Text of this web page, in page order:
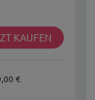
KAUFEN
€